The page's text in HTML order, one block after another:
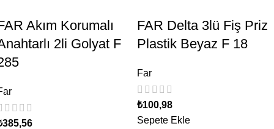
Akım Korumalı
2li Golyat F
385,56
FAR Delta 3lü Fiş Priz
Plastik Beyaz F 18
Far
₺100,98
Sepete Ekle